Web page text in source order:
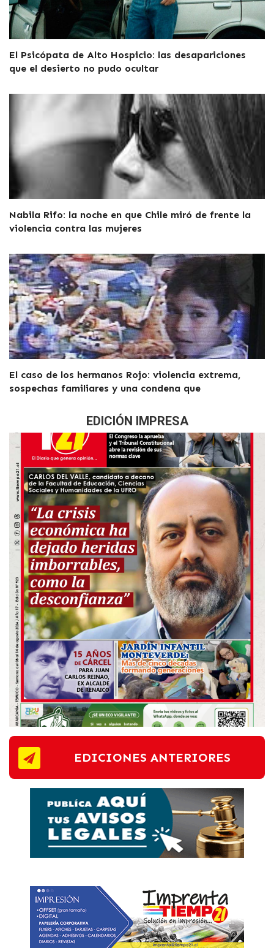
El Psicópata de Alto Hospicio: las desapariciones
que el desierto no pudo ocultar
Nabila Rifo: la noche en que Chile miró de frente la
violencia contra las mujeres
El caso de los hermanos Rojo: violencia extrema,
sospechas familiares y una condena que
EDICIÓN IMPRESA
EDICIONES ANTERIORES